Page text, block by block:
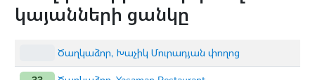
կայանների ցանկը
Ծաղկաձոր, Խաչիկ Մուրադյան փողոց